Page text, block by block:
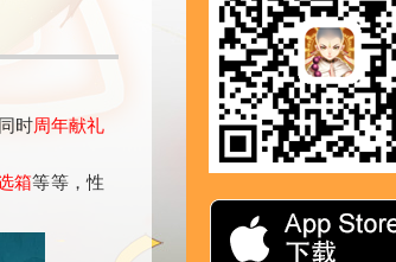
时周年献礼
箱等等，性